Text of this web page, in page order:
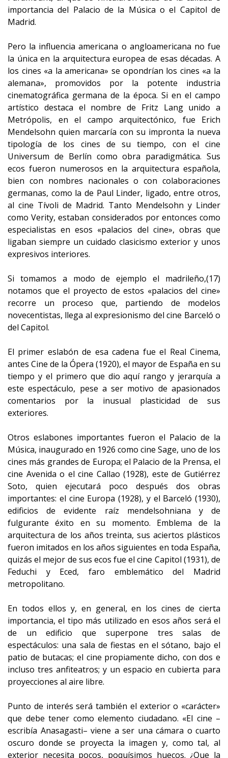
importancia del Palacio de la Música o el Capitol de
Madrid.
Pero la influencia americana o angloamericana no fue
la única en la arquitectura europea de esas décadas. A
los cines «a la americana» se opondrían los cines «a la
alemana», promovidos por la potente industria
cinematográfica germana de la época. Si en el campo
artístico destaca el nombre de Fritz Lang unido a
Metrópolis, en el campo arquitectónico, fue Erich
Mendelsohn quien marcaría con su impronta la nueva
tipología de los cines de su tiempo, con el cine
Universum de Berlín como obra paradigmática. Sus
ecos fueron numerosos en la arquitectura española,
bien con nombres nacionales o con colaboraciones
germanas, como la de Paul Linder, ligado, entre otros,
al cine Tívoli de Madrid. Tanto Mendelsohn y Linder
como Verity, estaban considerados por entonces como
especialistas en esos «palacios del cine», obras que
ligaban siempre un cuidado clasicismo exterior y unos
expresivos interiores.
Si tomamos a modo de ejemplo el madrileño,(17)
notamos que el proyecto de estos «palacios del cine»
recorre un proceso que, partiendo de modelos
novecentistas, llega al expresionismo del cine Barceló o
del Capitol.
El primer eslabón de esa cadena fue el Real Cinema,
antes Cine de la Ópera (1920), el mayor de España en su
tiempo y el primero que dio aquí rango y jerarquía a
este espectáculo, pese a ser motivo de apasionados
comentarios por la inusual plasticidad de sus
exteriores.
Otros eslabones importantes fueron el Palacio de la
Música, inaugurado en 1926 como cine Sage, uno de los
cines más grandes de Europa; el Palacio de la Prensa, el
cine Avenida o el cine Callao (1928), este de Gutiérrez
Soto, quien ejecutará poco después dos obras
importantes: el cine Europa (1928), y el Barceló (1930),
edificios de evidente raíz mendelsohniana y de
fulgurante éxito en su momento. Emblema de la
arquitectura de los años treinta, sus aciertos plásticos
fueron imitados en los años siguientes en toda España,
quizás el mejor de sus ecos fue el cine Capitol (1931), de
Feduchi y Eced, faro emblemático del Madrid
metropolitano.
En todos ellos y, en general, en los cines de cierta
importancia, el tipo más utilizado en esos años será el
de un edificio que superpone tres salas de
espectáculos: una sala de fiestas en el sótano, bajo el
patio de butacas; el cine propiamente dicho, con dos e
incluso tres anfiteatros; y un espacio en cubierta para
proyecciones al aire libre.
Punto de interés será también el exterior o «carácter»
que debe tener como elemento ciudadano. «El cine –
escribía Anasagasti– viene a ser una cámara o cuarto
oscuro donde se proyecta la imagen y, como tal, al
exterior necesita pocos, poquísimos huecos. ¿Que la